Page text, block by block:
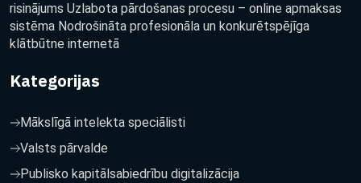
risinājums Uzlabota pārdošanas procesu – online apmaksas
sistēma Nodrošināta profesionāla un konkurētspējīga
klātbūtne internetā
Kategorijas
Mākslīgā intelekta speciālisti
Valsts pārvalde
Publisko kapitālsabiedrību digitalizācija